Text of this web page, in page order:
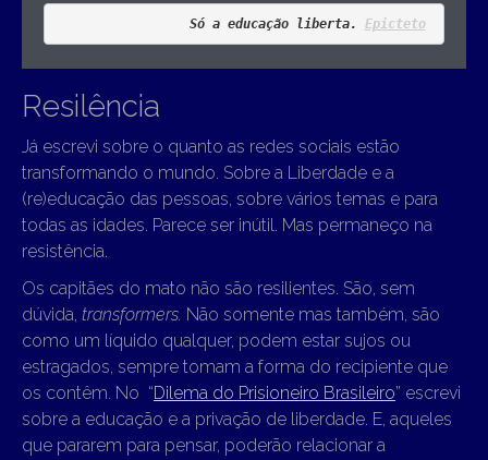
Só a educação liberta. Epicteto
Resilência
Já escrevi sobre o quanto as redes sociais estão
transformando o mundo. Sobre a Liberdade e a
(re)educação das pessoas, sobre vários temas e para
todas as idades. Parece ser inútil. Mas permaneço na
resistência.
Os capitães do mato não são resilientes. São, sem
dúvida, transformers. Não somente mas também, são
como um líquido qualquer, podem estar sujos ou
estragados, sempre tomam a forma do recipiente que
os contêm. No “Dilema do Prisioneiro Brasileiro” escrevi
sobre a educação e a privação de liberdade. E, aqueles
que pararem para pensar, poderão relacionar a